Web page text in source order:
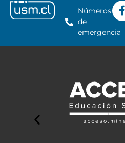
Números
de
emergencia